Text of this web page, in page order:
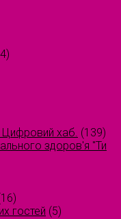
Цифровий хаб. (139)
здоров'я "Ти
гостей (5)